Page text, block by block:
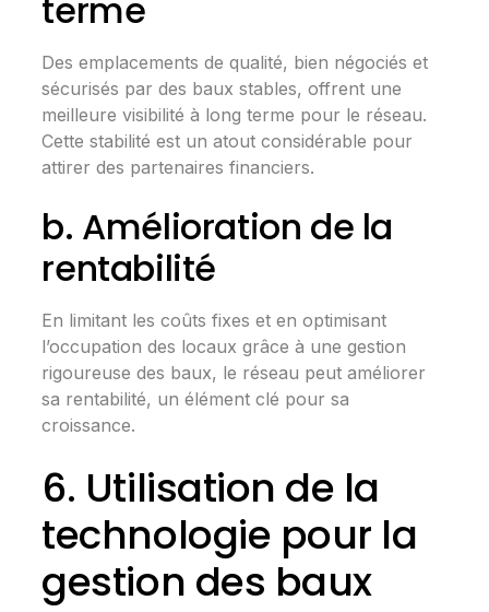
terme
Des emplacements de qualité, bien négociés et
sécurisés par des baux stables, offrent une
meilleure visibilité à long terme pour le réseau.
Cette stabilité est un atout considérable pour
attirer des partenaires financiers.
b. Amélioration de la
rentabilité
En limitant les coûts fixes et en optimisant
l’occupation des locaux grâce à une gestion
rigoureuse des baux, le réseau peut améliorer
sa rentabilité, un élément clé pour sa
croissance.
6. Utilisation de la
technologie pour la
gestion des baux